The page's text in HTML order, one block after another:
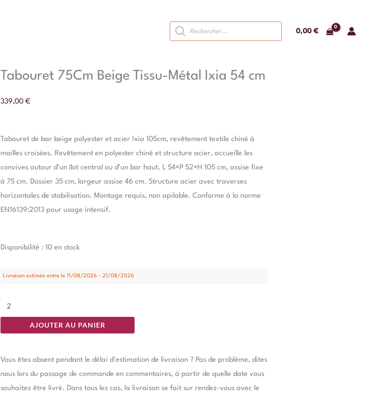
Recherche
de
produits
0,00 €
Tabouret 75Cm Beige Tissu-Métal Ixia 54 cm
339,00 €
Tabouret de bar beige polyester et acier Ixia 105cm, revêtement textile chiné à
mailles croisées. Revêtement en polyester chiné et structure acier, accueille les
convives autour d’un îlot central ou d’un bar haut. L 54×P 52×H 105 cm, assise fixe
à 75 cm. Dossier 35 cm, largeur assise 46 cm. Structure acier avec traverses
horizontales de stabilisation. Montage requis, non apilable. Conforme à la norme
EN16139:2013 pour usage intensif.
Disponibilité : 10 en stock
Livraison estimée entre le 11/08/2026 - 21/08/2026
quantité
Tabouret
Beige
Tissu-
Métal
54
cm
AJOUTER AU PANIER
Vous êtes absent pendant le délai d'estimation de livraison ? Pas de problème, dites
nous lors du passage de commande en commentaires, à partir de quelle date vous
souhaitez être livré. Dans tous les cas, la livraison se fait sur rendez-vous avec le